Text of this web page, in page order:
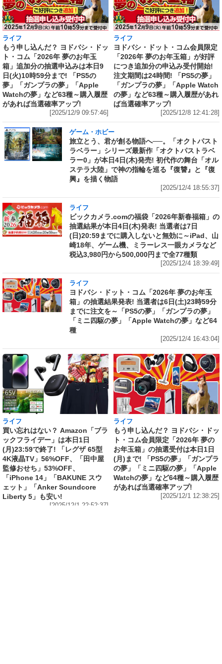
ライフ
もう申し込んだ？ ヨドバシ・ドッ
ト・コム「2026年 夢のお年玉
箱」追加分の抽選申込みは本日9
日(火)10時59分まで! 「PS5の
夢」「ガンプラの夢」「Apple
Watchの夢」など63種～購入履歴
があれば当選確率アップ!
[2025/12/9 09:57:46]
ライフ
ヨドバシ・ドット・コム会員限定
「2026年 夢のお年玉箱」が好評
につき追加分の申込み受付開始!
注文期間は24時間! 「PS5の夢」
「ガンプラの夢」「Apple Watch
の夢」など63種～購入履歴があれ
ば当選確率アップ!
[2025/12/8 12:41:28]
ゲーム・ホビー
旅立とう、君が創る物語へ──。「オクトパスト
ラベラー」シリーズ最新作「オクトパストラベ
ラー0」が本日4日(木)発売! 初代作の舞台「オル
ステラ大陸」で神の指輪を巡る『復讐』と『復
興』を描く物語
[2025/12/4 18:55:37]
ライフ
ビックカメラ.comの福袋「2026年新春福箱」の
抽選結果が本日4日(木)発表! 当選者は7日
(日)20:59までに購入しないと無効に～iPad、山
崎18年、ゲーム機、ミラーレス一眼カメラなど
税込3,980円から500,000円まで全77種類
[2025/12/4 18:39:49]
ライフ
ヨドバシ・ドット・コム「2026年 夢のお年玉
箱」の抽選結果発表! 当選者は6日(土)23時59分
までに注文を～「PS5の夢」「ガンプラの夢」
「ミニ四駆の夢」「Apple Watchの夢」など64
種
[2025/12/4 16:43:04]
ライフ
買い忘れはない？ Amazon「ブラ
ックフライデー」は本日1日
(月)23:59で終了! 「レグザ 65型
4K液晶TV」56%OFF、「田中屋
監修おせち」53%OFF、
「iPhone 14」「BAKUNE スウ
ェット」「Anker Soundcore
Liberty 5」も安い!
[2025/12/1 22:52:37]
ライフ
もう申し込んだ？ ヨドバシ・ドッ
ト・コム会員限定「2026年 夢の
お年玉箱」の抽選受付は本日1日
(月)まで! 「PS5の夢」「ガンプラ
の夢」「ミニ四駆の夢」「Apple
Watchの夢」など64種～購入履歴
があれば当選確率アップ!
[2025/12/1 12:38:25]